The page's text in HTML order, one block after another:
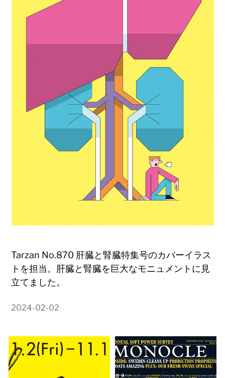
Tarzan No.870 肝臓と腎臓特集号のカバーイラス
トを担当。肝臓と腎臓を巨大なモニュメントに見
立てました。
2024-02-02